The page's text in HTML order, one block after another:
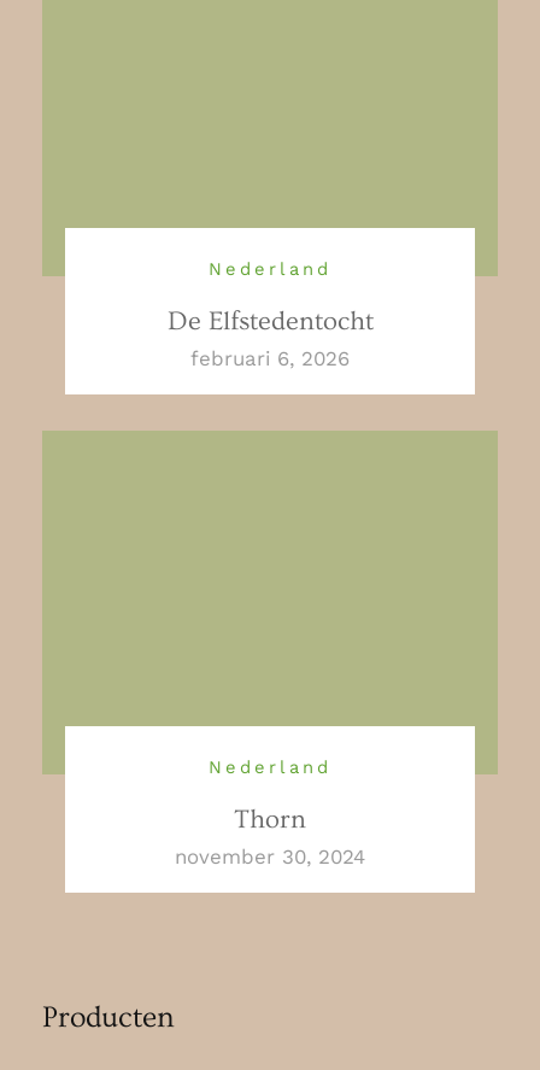
Nederland
De Elfstedentocht
februari 6, 2026
Nederland
Thorn
november 30, 2024
Producten